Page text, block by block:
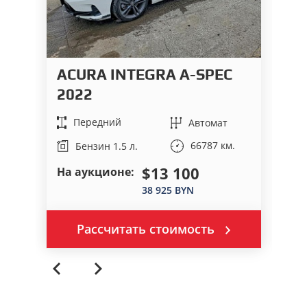
ACURA INTEGRA A-SPEC
2022
Передний
Автомат
Бензин 1.5 л.
66787 км.
На аукционе: $13 100
38 925 BYN
Рассчитать стоимость